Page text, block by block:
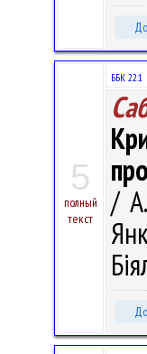
5
полный
текст
ББК 22.1
/